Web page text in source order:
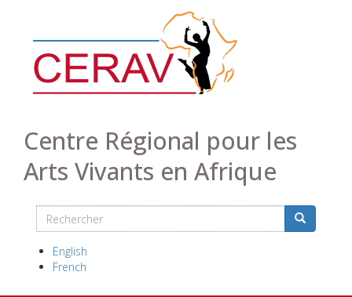
contenu
principal
Centre Régional pour les
Arts Vivants en Afrique
Search
Rechercher Rechercher
English
French